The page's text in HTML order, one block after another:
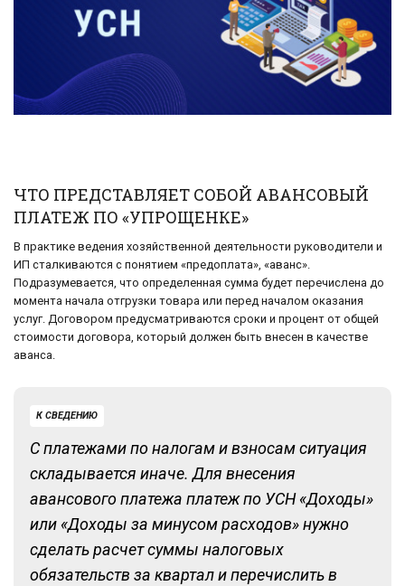
ЧТО ПРЕДСТАВЛЯЕТ СОБОЙ АВАНСОВЫЙ
ПЛАТЕЖ ПО «УПРОЩЕНКЕ»
В практике ведения хозяйственной деятельности руководители и
ИП сталкиваются с понятием «предоплата», «аванс».
Подразумевается, что определенная сумма будет перечислена до
момента начала отгрузки товара или перед началом оказания
услуг. Договором предусматриваются сроки и процент от общей
стоимости договора, который должен быть внесен в качестве
аванса.
К СВЕДЕНИЮ
С платежами по налогам и взносам ситуация
складывается иначе. Для внесения
авансового платежа платеж по УСН «Доходы»
или «Доходы за минусом расходов» нужно
сделать расчет суммы налоговых
обязательств за квартал и перечислить в